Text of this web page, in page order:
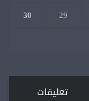
29
30
تعليقات